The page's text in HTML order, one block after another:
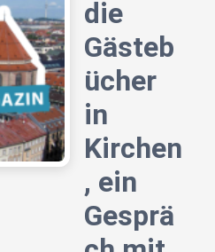
die
Gästeb
ücher
in
Kirchen
, ein
Gesprä